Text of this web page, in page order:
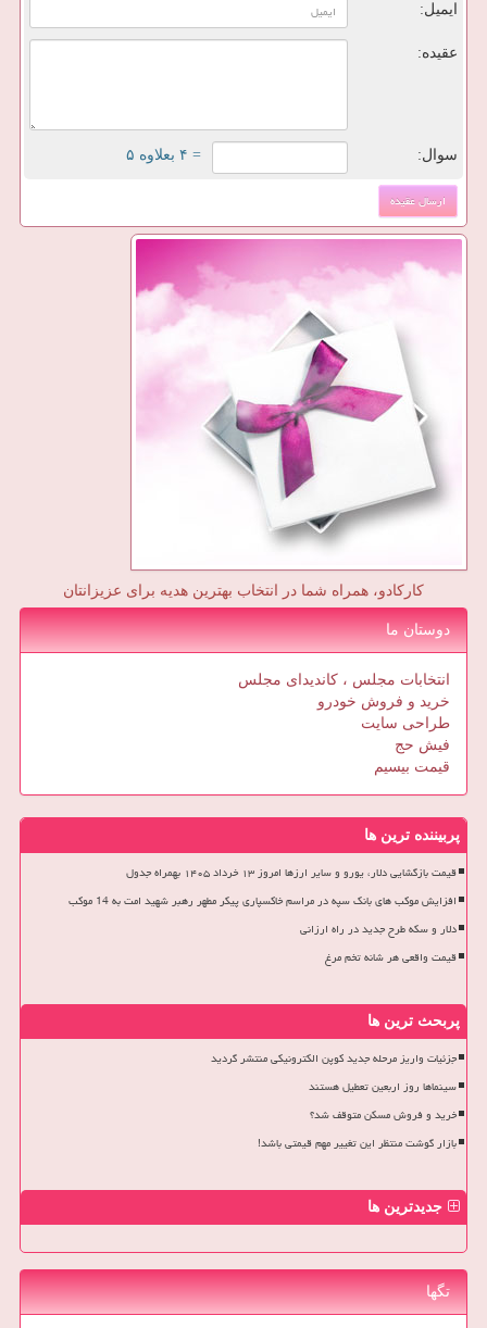
ایمیل:
عقیده:
سوال: = ۴ بعلاوه ۵
کارکادو، همراه شما در انتخاب بهترین هدیه برای عزیزانتان
دوستان ما
انتخابات مجلس ، کاندیدای مجلس
خرید و فروش خودرو
طراحی سایت
فیش حج
قیمت بیسیم
پربیننده ترین ها
قیمت بازگشایی دلار، یورو و سایر ارزها امروز ۱۳ خرداد ۱۴۰۵ بهمراه جدول
افزایش موکب های بانک سپه در مراسم خاکسپاری پیکر مطهر رهبر شهید امت به 14 موکب
دلار و سکه طرح جدید در راه ارزانی
قیمت واقعی هر شانه تخم مرغ
پربحث ترین ها
جزئیات واریز مرحله جدید کوپن الکترونیکی منتشر گردید
سینماها روز اربعین تعطیل هستند
خرید و فروش مسکن متوقف شد؟
بازار گوشت منتظر این تغییر مهم قیمتی باشد!
جدیدترین ها
تگها